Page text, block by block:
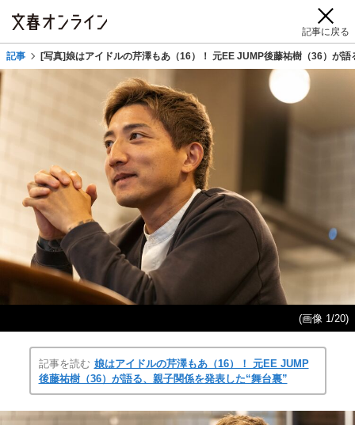
記事に戻る
記事 [写真]娘はアイドルの芹澤もあ（16）！ 元EE JUMP後藤祐樹（36）が
(画像 1/20)
記事を読む 娘はアイドルの芹澤もあ（16）！ 元EE JUMP
後藤祐樹（36）が語る、親子関係を発表した“舞台裏”